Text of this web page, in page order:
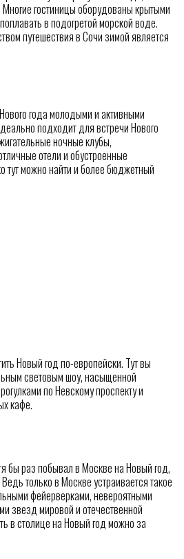
гостиницы оборудованы крытыми
в подогретой морской воде.
путешествия в Сочи зимой является
года молодыми и активными
подходит для встречи Нового
ночные клубы,
отели и обустроенные
тут можно найти и более бюджетный
Новый год по-европейски. Тут вы
световым шоу, насыщенной
по Невскому проспекту и
кафе.
бы раз побывал в Москве на Новый год,
только в Москве устраивается такое
фейерверками, невероятными
звезд мировой и отечественной
в столице на Новый год можно за